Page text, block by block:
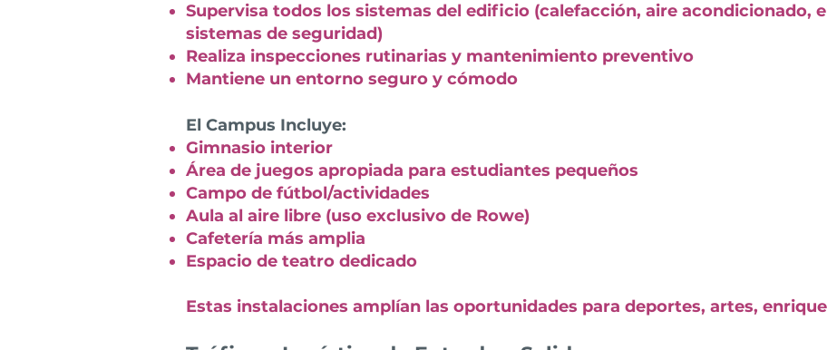
Supervisa todos los sistemas del edificio (calefacción, aire acondicionado,
sistemas de seguridad)
Realiza inspecciones rutinarias y mantenimiento preventivo
Mantiene un entorno seguro y cómodo
El Campus Incluye:
Gimnasio interior
Área de juegos apropiada para estudiantes pequeños
Campo de fútbol/actividades
Aula al aire libre (uso exclusivo de Rowe)
Cafetería más amplia
Espacio de teatro dedicado
Estas instalaciones amplían las oportunidades para deportes, artes,